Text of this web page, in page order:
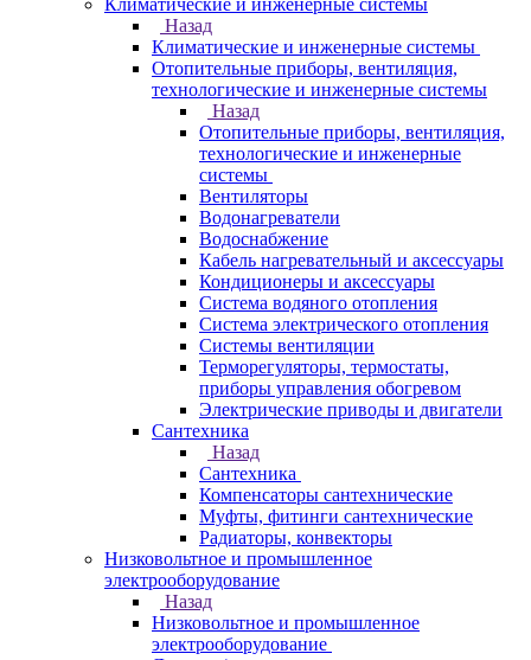
Климатические и инженерные системы
Назад
Климатические и инженерные системы
Отопительные приборы, вентиляция,
технологические и инженерные системы
Назад
Отопительные приборы, вентиляция,
технологические и инженерные
системы
Вентиляторы
Водонагреватели
Водоснабжение
Кабель нагревательный и аксессуары
Кондиционеры и аксессуары
Система водяного отопления
Система электрического отопления
Системы вентиляции
Терморегуляторы, термостаты,
приборы управления обогревом
Электрические приводы и двигатели
Сантехника
Назад
Сантехника
Компенсаторы сантехнические
Муфты, фитинги сантехнические
Радиаторы, конвекторы
Низковольтное и промышленное
электрооборудование
Назад
Низковольтное и промышленное
электрооборудование